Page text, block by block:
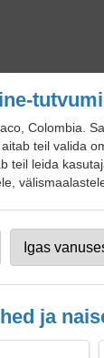
Colombia.
teil valida
teil leida
ja